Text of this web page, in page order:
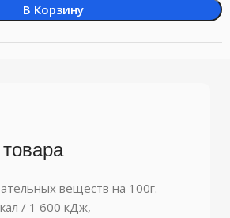
В Корзину
веществ на 100г.
/ 1 600 кДж,